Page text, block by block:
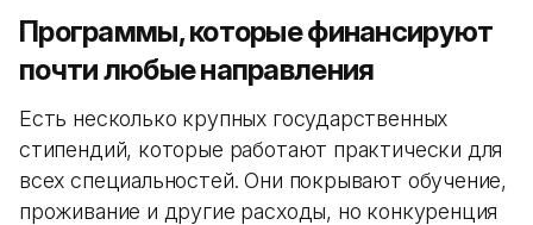
Программы, которые финансируют
почти любые направления
Есть несколько крупных государственных
стипендий, которые работают практически для
всех специальностей. Они покрывают обучение,
проживание и другие расходы, но конкуренция